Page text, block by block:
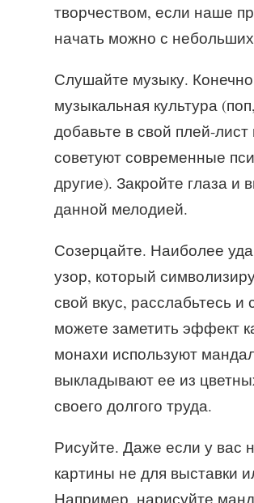
творчеством, если наше
начать можно с
Слушайте музыку.
музыкальная культура
добавьте в свой плей-
советуют современные
другие). Закройте глаза и
данной мелодией.
Созерцайте. Наиболее
узор, который
свой вкус, расслабьтесь
можете заметить эффект
монахи используют
выкладывают ее из
своего долгого труда.
Рисуйте. Даже если у вас
картины не для выставки
Например, нарисуйте